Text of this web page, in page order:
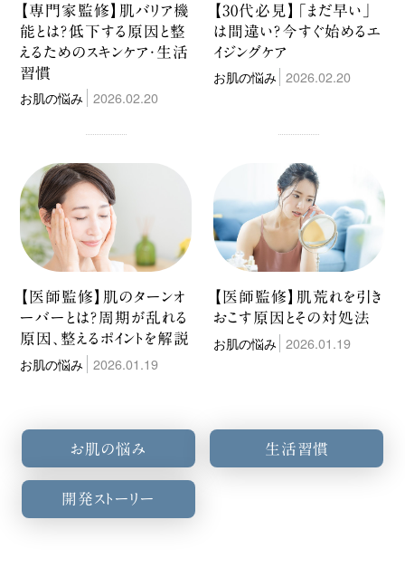
【専門家監修】肌バリア機
能とは？低下する原因と整
えるためのスキンケア・生活
習慣
お肌の悩み 2026.02.20
【30代必見】「まだ早い」
は間違い？今すぐ始めるエ
イジングケア
お肌の悩み 2026.02.20
【医師監修】肌のターンオ
ーバーとは？周期が乱れる
原因、整えるポイントを解説
お肌の悩み 2026.01.19
【医師監修】肌荒れを引き
おこす原因とその対処法
お肌の悩み 2026.01.19
お肌の悩み 生活習慣
開発ストーリー